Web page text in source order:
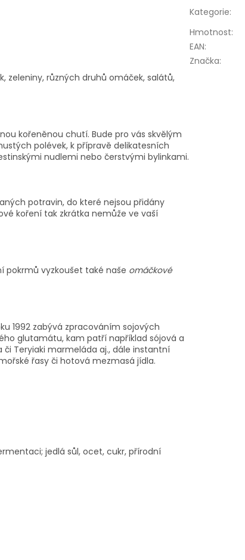
zeleniny, různých druhů omáček, salátů,
kořeněnou chutí. Bude pro vás skvělým
polévek, k přípravě delikatesních
nudlemi nebo čerstvými bylinkami.
potravin, do které nejsou přidány
koření tak zkrátka nemůže ve vaší
pokrmů vyzkoušet také naše omáčkové
1992 zabývá zpracováním sojových
glutamátu, kam patří například sójová a
Teryiaki marmeláda aj., dále instantní
řasy či hotová mezmasá jídla.
jedlá sůl, ocet, cukr, přírodní
Kategorie:
Hmotnost:
EAN:
Značka: